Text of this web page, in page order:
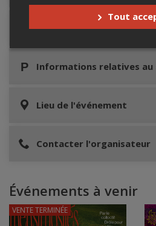
Accès au site de
Informations relatives
Lieu de l'événement
Contacter l'organisateur
Événements à venir
VENTE TERMINÉE
Tout